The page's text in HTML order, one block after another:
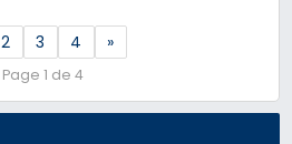
2 3 4 »
Page 1 de 4